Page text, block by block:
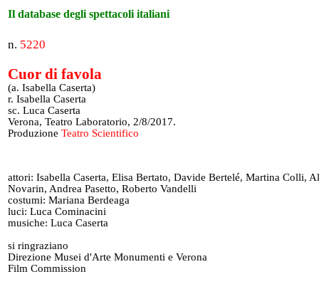
Il database degli spettacoli italiani
n. 5220
Cuor di favola
(a. Isabella Caserta)
r. Isabella Caserta
sc. Luca Caserta
Verona, Teatro Laboratorio, 2/8/2017.
Produzione Teatro Scientifico
attori: Isabella Caserta, Elisa Bertato, Davide Bertelé, Martina Colli,
Novarin, Andrea Pasetto, Roberto Vandelli
costumi: Mariana Berdeaga
luci: Luca Cominacini
musiche: Luca Caserta
si ringraziano
Direzione Musei d'Arte Monumenti e Verona
Film Commission